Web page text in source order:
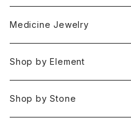
Medicine Jewelry
Pendant Charms
Bracelets
Shop by Element
Space 空(気づき,余白,真実）
Shop by Stone